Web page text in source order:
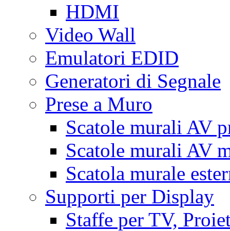
HDMI
Video Wall
Emulatori EDID
Generatori di Segnale
Prese a Muro
Scatole murali AV
Scatole murali AV
Scatola murale
Supporti per Display
Staffe per TV,